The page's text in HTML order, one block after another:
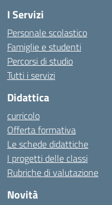
I Servizi
Personale scolastico
Famiglie e studenti
Percorsi di studio
Tutti i servizi
Didattica
curricolo
Offerta formativa
Le schede didattiche
I progetti delle classi
Rubriche di valutazione
Novità